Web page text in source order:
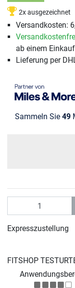
2x ausgezeichnet
Versandkosten:
ab einem
Lieferung per
Sammeln Sie 49
FITSHOP
Expresszustellung